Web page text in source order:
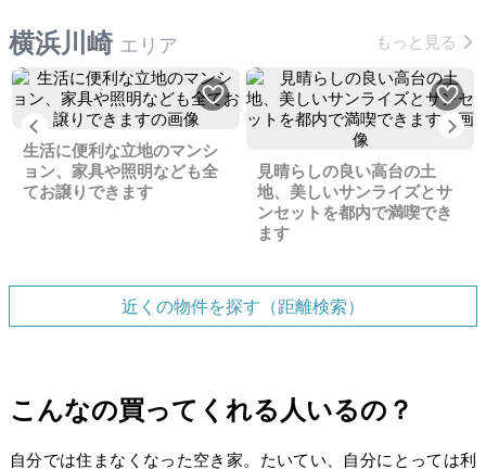
横浜川崎 エリア もっと見る
Previous
生活に便利な立地のマンシ
ョン、家具や照明なども全
てお譲りできます
見晴らしの良い高台の土
地、美しいサンライズとサ
ンセットを都内で満喫でき
ます
近くの物件を探す（距離検索）
こんなの買ってくれる人いるの？
自分では住まなくなった空き家。たいてい、自分にとっては利